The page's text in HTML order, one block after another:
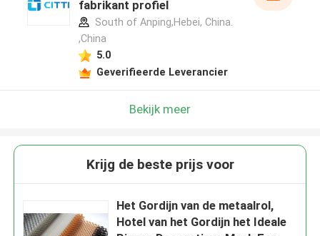
fabrikant profiel
South of Anping,Hebei, China.
,China
5.0
Geverifieerde Leverancier
Bekijk meer
Krijg de beste prijs voor
Het Gordijn van de metaalrol,
Hotel van het Gordijn het Ideale